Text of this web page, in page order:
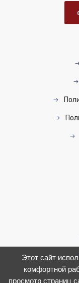
Этот сайт
комфортной
просмотр страниц